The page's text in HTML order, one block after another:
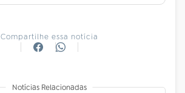
Compartilhe essa notícia
Notícias Relacionadas